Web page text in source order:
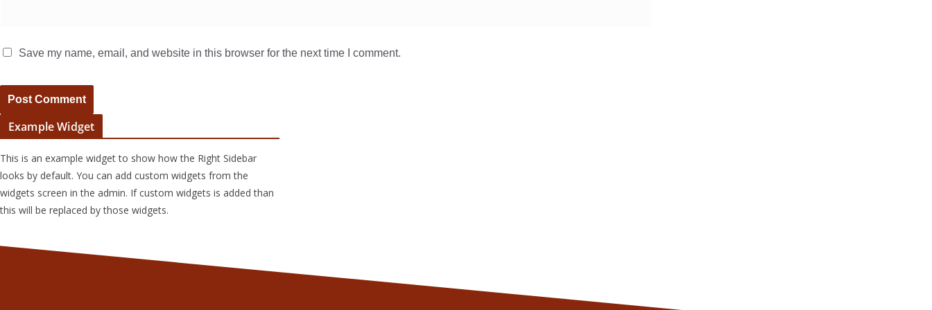
Save my name, email, and website in this browser for the next time I comment.
Example Widget
This is an example widget to show how the Right Sidebar
looks by default. You can add custom widgets from the
widgets screen in the admin. If custom widgets is added than
this will be replaced by those widgets.